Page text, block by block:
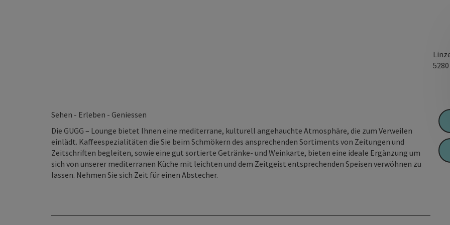
5280
Sehen - Erleben - Geniessen
Die GUGG – Lounge bietet Ihnen eine mediterrane, kulturell angehauchte Atmosphäre, die zum Verweilen
einlädt. Kaffeespezialitäten die Sie beim Schmökern des ansprechenden Sortiments von Zeitungen und
Zeitschriften begleiten, sowie eine gut sortierte Getränke- und Weinkarte, bieten eine ideale Ergänzung um
sich von unserer mediterranen Küche mit leichten und dem Zeitgeist entsprechenden Speisen verwöhnen zu
lassen. Nehmen Sie sich Zeit für einen Abstecher.